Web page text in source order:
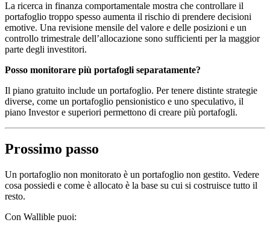
La ricerca in finanza comportamentale mostra che controllare il
portafoglio troppo spesso aumenta il rischio di prendere decisioni
emotive. Una revisione mensile del valore e delle posizioni e un
controllo trimestrale dell’allocazione sono sufficienti per la maggior
parte degli investitori.
Posso monitorare più portafogli separatamente?
Il piano gratuito include un portafoglio. Per tenere distinte strategie
diverse, come un portafoglio pensionistico e uno speculativo, il
piano Investor e superiori permettono di creare più portafogli.
Prossimo passo
Un portafoglio non monitorato è un portafoglio non gestito. Vedere
cosa possiedi e come è allocato è la base su cui si costruisce tutto il
resto.
Con Wallible puoi: